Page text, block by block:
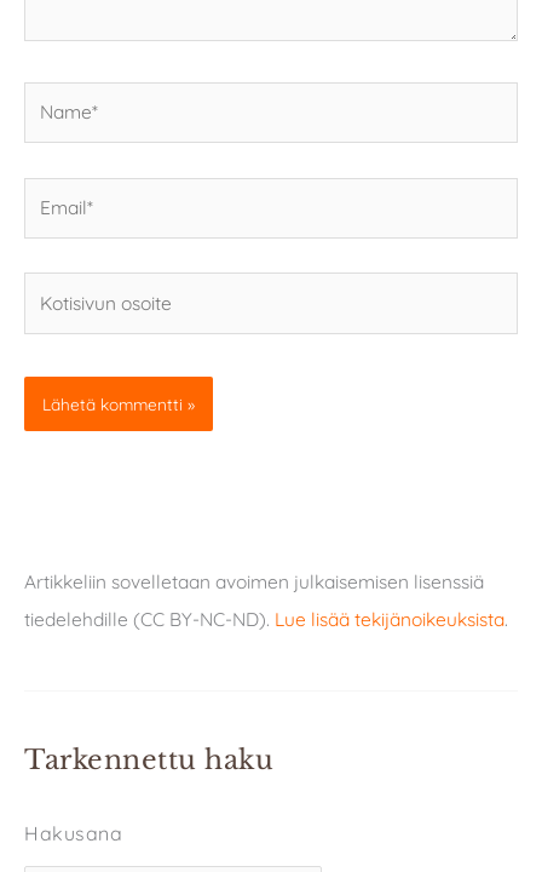
osoite
Artikkeliin sovelletaan avoimen julkaisemisen lisenssiä
tiedelehdille (CC BY-NC-ND). Lue lisää tekijänoikeuksista.
Tarkennettu haku
Hakusana